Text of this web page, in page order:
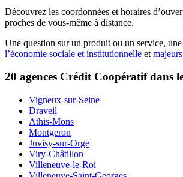
Découvrez les coordonnées et horaires
proches de vous-même à distance.
Une question sur un produit ou un service,
l’économie sociale et institutionnelle et
20 agences Crédit Coopératif dans
Vigneux-sur-Seine
Draveil
Athis-Mons
Montgeron
Juvisy-sur-Orge
Viry-Châtillon
Villeneuve-le-Roi